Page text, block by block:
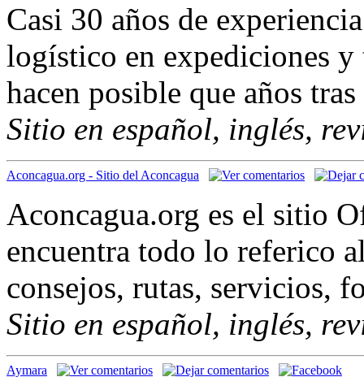
Casi 30 años de
logístico en expediciones
hacen posible que años
Sitio en español, inglés,
Aconcagua.org - Sitio del Aconcagua
Aconcagua.org es el sitio
encuentra todo lo referico
consejos, rutas, servicios,
Sitio en español, inglés,
Aymara